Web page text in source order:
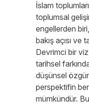
İslam
toplumsal
engellerden biri,
bakış açısı ve
Devrimci bir
tarihsel
düşünsel
perspektifin
mümkündür.